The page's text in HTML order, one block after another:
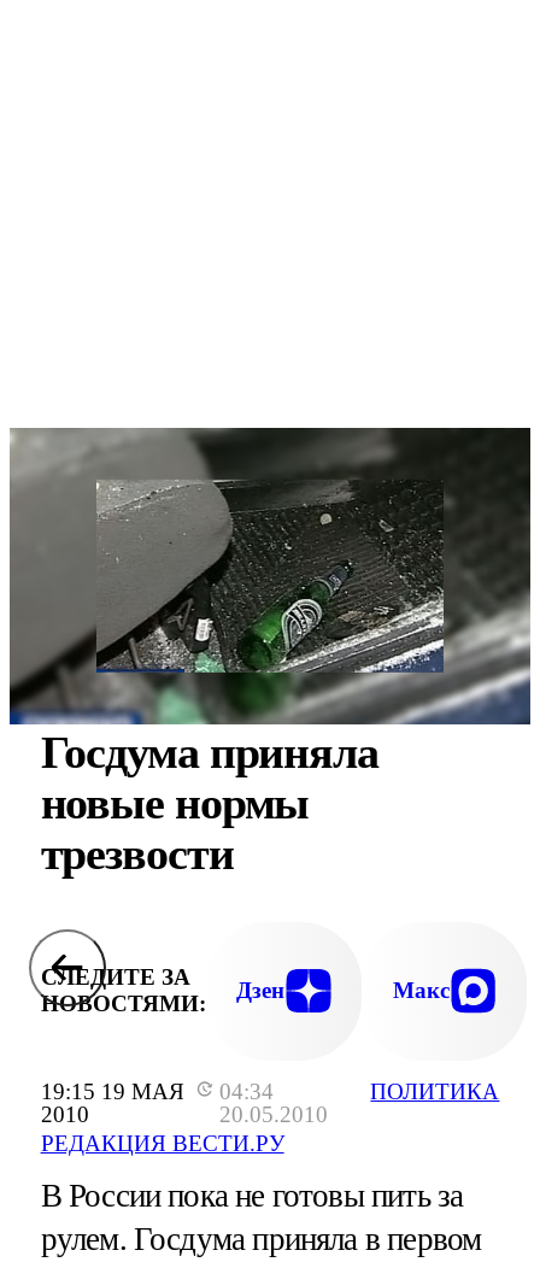
19:15 19 МАЯ
2010
04:34
20.05.2010
РЕДАКЦИЯ ВЕСТИ.РУ
ПОЛИТИКА
Госдума приняла
новые нормы
трезвости
СЛЕДИТЕ ЗА
НОВОСТЯМИ:
Дзен Макс
В России пока не готовы пить за
рулем. Госдума приняла в первом